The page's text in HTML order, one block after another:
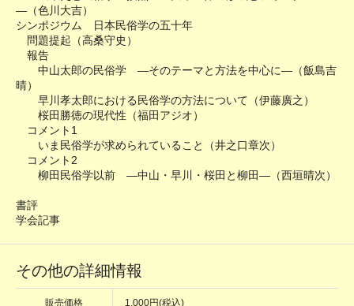
―（色川大吉）
シンポジウム 日本民俗学の五十年
問題提起（高桑守史）
報告
中山太郎の民俗学 ―そのテーマと方法を中心に―（飯島吉
晴）
早川孝太郎における民俗学の方法について（伊藤廣之）
桜田勝徳の現代性（福田アジオ）
コメント1
いま民俗学が求められていること（井之口章次）
コメント2
柳田民俗学以前 ―中山・早川・桜田と柳田―（西垣晴次）
書評
学会記事
その他の詳細情報
販売価格 1,000円(税込)